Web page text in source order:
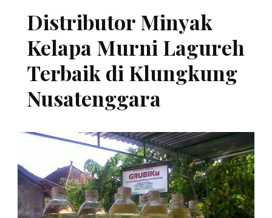
Distributor Minyak
Kelapa Murni Lagureh
Terbaik di Klungkung
Nusatenggara